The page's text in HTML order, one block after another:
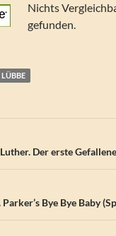
Nichts
gefunden.
LÜBBE
Der erste Gefallene
Bye Bye Baby